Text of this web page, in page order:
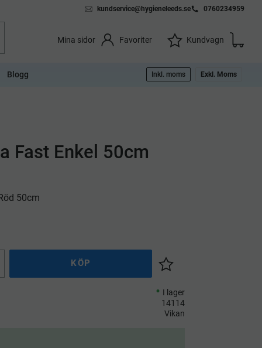
kundservice@hygieneleeds.se 0760234959
Mina sidor Favoriter Kundvagn
Önskelista
Blogg Inkl. moms Exkl. Moms
Fast Enkel 50cm
50cm
KÖP
Lägg till i önskelista
I lager
14114
Vikan